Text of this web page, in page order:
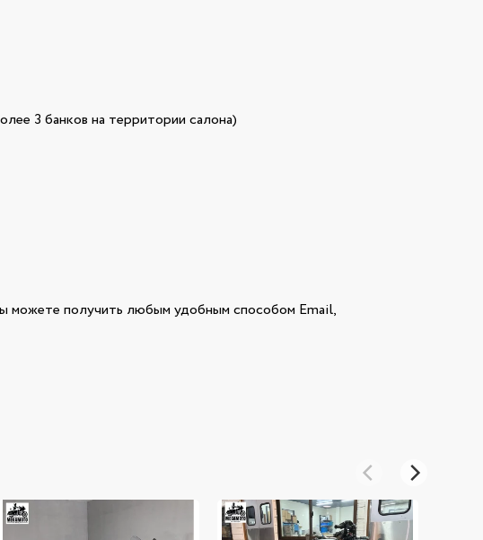
3 банков на территории салона)
можете получить любым удобным способом Email,